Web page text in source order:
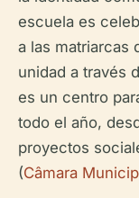
escuela es
a las matriarcas
unidad a través
es un centro
todo el año,
proyectos
(Câmara